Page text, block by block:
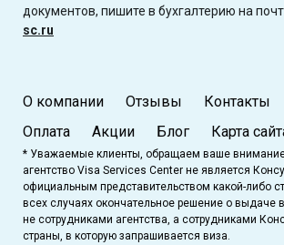
документов, пишите в бухгалтерию на
sc.ru
О компании Отзывы Контакты
Оплата
Акции Блог Карта
* Уважаемые клиенты, обращаем ваше внимание
агентство Visa Services Center не является
официальным представительством какой-либо
всех случаях окончательное решение о выдаче
не сотрудниками агентства, а сотрудниками
страны, в которую запрашивается виза.